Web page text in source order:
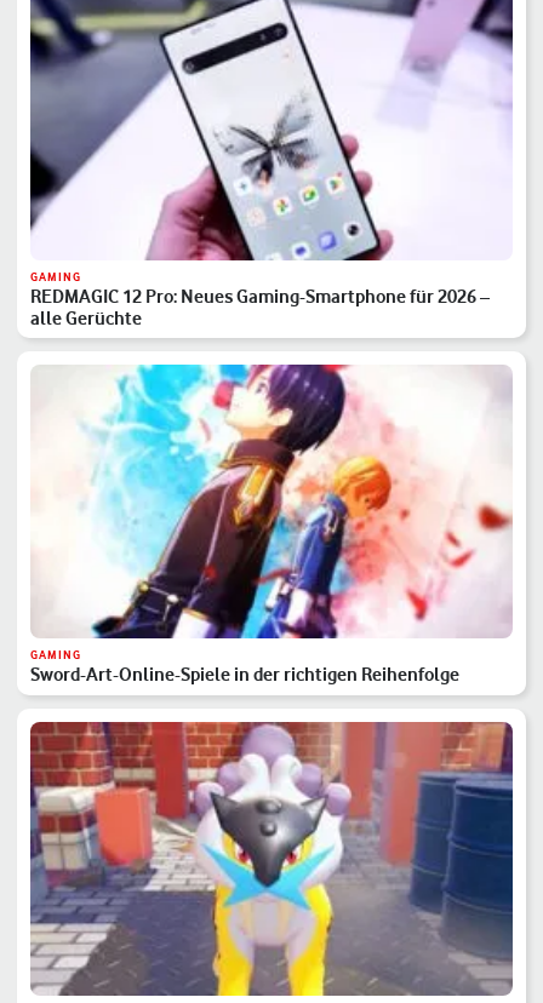
GAMING
REDMAGIC 12 Pro: Neues Gaming-Smartphone für 2026 –
alle Gerüchte
GAMING
Sword-Art-Online-Spiele in der richtigen Reihenfolge